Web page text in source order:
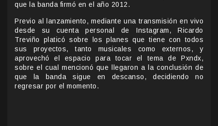
que la banda firmó en el año 2012.
Previo al lanzamiento, mediante una transmisión en vivo
desde su cuenta personal de Instagram, Ricardo
Treviño platicó sobre los planes que tiene con todos
sus proyectos, tanto musicales como externos, y
aprovechó el espacio para tocar el tema de Pxndx,
sobre el cual mencionó que llegaron a la conclusión de
que la banda sigue en descanso, decidiendo no
regresar por el momento.